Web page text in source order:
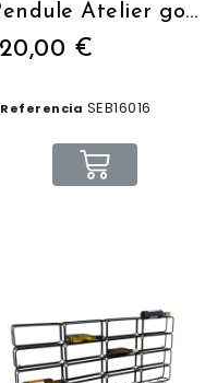
Pendule Atelier gourmand Ø60
€
Referencia SEB16016